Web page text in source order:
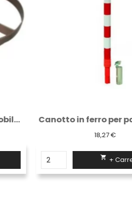
Canotto in ferro per paletto in PVC by...